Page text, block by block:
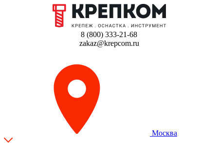
8 (800) 333-21-68
zakaz@krepcom.ru
Москва